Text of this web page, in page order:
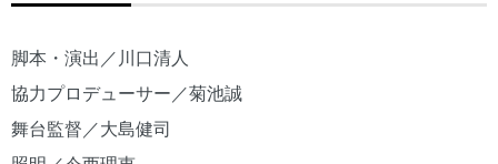
脚本・演出／川口清人
協力プロデューサー／菊池誠
舞台監督／大島健司